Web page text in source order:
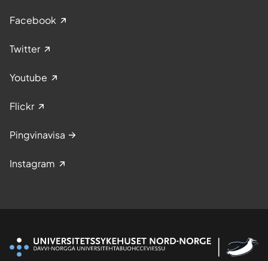
Facebook
Twitter
Youtube
Flickr
Pingvinavisa
Instagram